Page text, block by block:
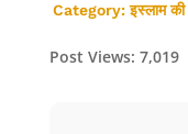
Category:इस्लाम
Post Views: 7,019